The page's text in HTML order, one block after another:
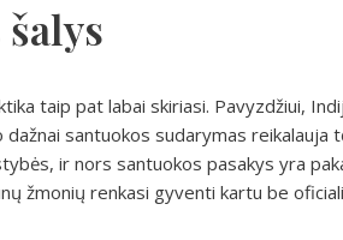
šalys
taip pat labai skiriasi. Pavyzdžiui,
santuokos sudarymas reikalauja
ir nors santuokos pasakys yra
žmonių renkasi gyventi kartu be